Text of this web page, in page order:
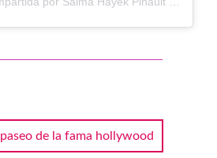
paseo de la fama hollywood